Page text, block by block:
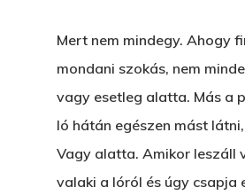
Mert nem mindegy. Ahogy
mondani szokás, nem
vagy esetleg alatta. Más a
ló hátán egészen mást
Vagy alatta. Amikor leszáll
valaki a lóról és úgy csapja